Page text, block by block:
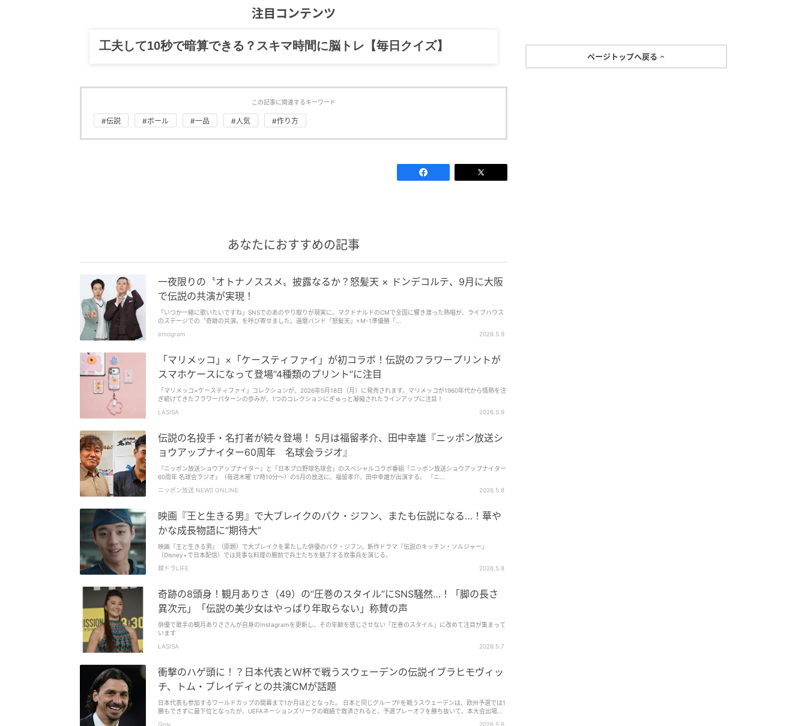
注目コンテンツ
グルメ、ギャグ、子育て、旅行記……全部、読めます。
この記事に関連するキーワード
#伝説 #ボール #一品 #人気 #作り方
あなたにおすすめの記事
一夜限りの〝オトナノススメ〟披露なるか？怒髪天 × ドンデコルテ、9月に大阪
で伝説の共演が実現！
「いつか一緒に歌いたいですね」SNSでのあのやり取りが現実に。マクドナルドのCMで全国に響き渡った熱唱が、ライブハウス
のステージでの〝奇跡の共演〟を呼び寄せました。還暦バンド「怒髪天」×M-1準優勝「...
emogram
2026.5.9
「マリメッコ」×「ケースティファイ」が初コラボ！伝説のフラワープリントが
スマホケースになって登場“4種類のプリント”に注目
「マリメッコ×ケースティファイ」コレクションが、2026年5月18日（月）に発売されます。マリメッコが1960年代から情熱を注
ぎ続けてきたフラワーパターンの歩みが、1つのコレクションにぎゅっと凝縮されたラインアップに注目！
LASISA
2026.5.9
伝説の名投手・名打者が続々登場！ 5月は福留孝介、田中幸雄『ニッポン放送シ
ョウアップナイター60周年 名球会ラジオ』
『ニッポン放送ショウアップナイター』と「日本プロ野球名球会」のスペシャルコラボ番組『ニッポン放送ショウアップナイター
60周年 名球会ラジオ』（毎週木曜 17時10分～）の5月の放送に、福留孝介、田中幸雄が出演する。 『ニ...
ニッポン放送 NEWS ONLINE
2026.5.8
映画『王と生きる男』で大ブレイクのパク・ジフン、またも伝説になる…！華や
かな成長物語に“期待大”
映画『王と生きる男』（原題）で大ブレイクを果たした俳優のパク・ジフン。新作ドラマ『伝説のキッチン・ソルジャー』
（Disney+で日本配信）では見事な料理の腕前で兵士たちを魅了する炊事兵を演じる。
韓ドラLIFE
2026.5.8
奇跡の8頭身！観月ありさ（49）の“圧巻のスタイル”にSNS騒然…！「脚の長さ
異次元」「伝説の美少女はやっぱり年取らない」称賛の声
俳優で歌手の観月ありささんが自身のInstagramを更新し、その年齢を感じさせない「圧巻のスタイル」に改めて注目が集まって
います
LASISA
2026.5.7
衝撃のハゲ頭に！？日本代表とＷ杯で戦うスウェーデンの伝説イブラヒモヴィッ
チ、トム・ブレイディとの共演CMが話題
日本代表も参加するワールドカップの開幕まで1か月ほどとなった。 日本と同じグループFを戦うスウェーデンは、欧州予選では1
勝もできずに最下位となったが、UEFAネーションズリーグの戦績で救済されると、予選プレーオフを勝ち抜いて、本大会出場を
Qoly 2026.5.6
ページトップへ戻る